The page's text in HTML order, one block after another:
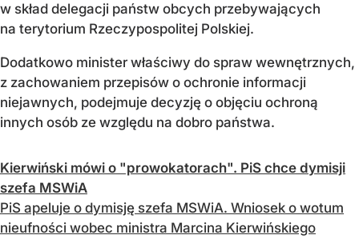
w skład delegacji państw obcych przebywających
na terytorium Rzeczypospolitej Polskiej.
Dodatkowo minister właściwy do spraw wewnętrznych,
z zachowaniem przepisów o ochronie informacji
niejawnych, podejmuje decyzję o objęciu ochroną
innych osób ze względu na dobro państwa.
Kierwiński mówi o "prowokatorach". PiS chce dymisji
szefa MSWiA
PiS apeluje o dymisję szefa MSWiA. Wniosek o wotum
nieufności wobec ministra Marcina Kierwińskiego